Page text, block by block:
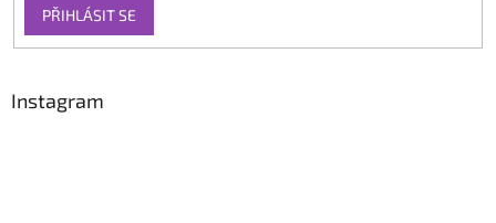
PŘIHLÁSIT SE
Instagram